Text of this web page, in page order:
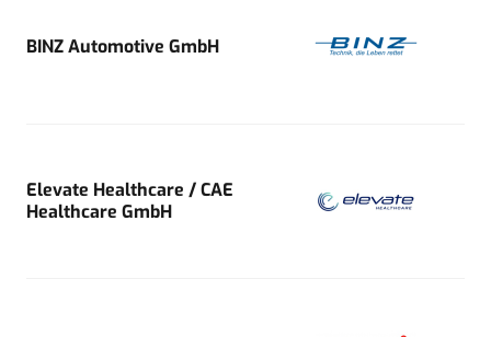
BINZ Automotive GmbH
Elevate Healthcare / CAE
Healthcare GmbH